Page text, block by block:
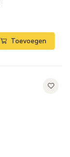
Toevoegen